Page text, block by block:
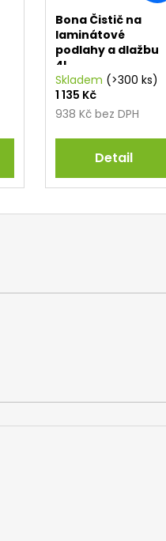
Bona Čistič na
laminátové
podlahy a dlažbu
4l
Skladem (>300 ks)
938 Kč bez DPH
1 135 Kč
Detail